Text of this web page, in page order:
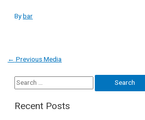
Bybar
Post
navigation
←Previous Media
Search
for:
Recent Posts